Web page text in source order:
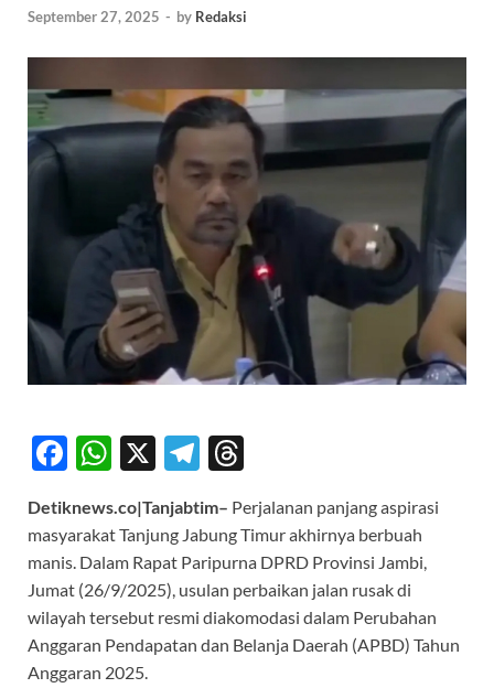
September 27, 2025 - by Redaksi
F
e
b
o
o
k
W
at
s
A
p
p
X
T
e
gr
a
m
e
a
ds
Detiknews.co|Tanjabtim– Perjalanan panjang aspirasi
masyarakat Tanjung Jabung Timur akhirnya berbuah
manis. Dalam Rapat Paripurna DPRD Provinsi Jambi,
Jumat (26/9/2025), usulan perbaikan jalan rusak di
wilayah tersebut resmi diakomodasi dalam Perubahan
Anggaran Pendapatan dan Belanja Daerah (APBD) Tahun
Anggaran 2025.